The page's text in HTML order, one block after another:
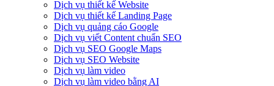
Dịch vụ thiết kế Website
Dịch vụ thiết kế Landing Page
Dịch vụ quảng cáo Google
Dịch vụ viết Content chuẩn SEO
Dịch vụ SEO Google Maps
Dịch vụ SEO Website
Dịch vụ làm video
Dịch vụ làm video bằng AI